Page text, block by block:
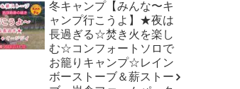
冬キャンプ【みんな〜キ
ャンプ行こうよ】★夜は
長過ぎる☆焚き火を楽し
む☆コンフォートソロで
お籠りキャンプ☆レイン
ボーストーブ＆薪ストー